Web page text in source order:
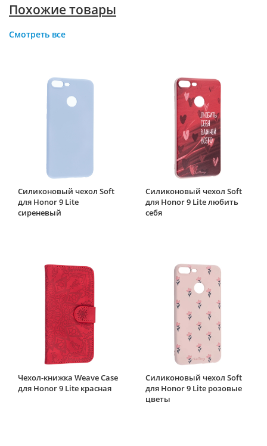
Похожие товары
Смотреть все
Силиконовый чехол Soft
для Honor 9 Lite
сиреневый
Силиконовый чехол Soft
для Honor 9 Lite любить
себя
Чехол-книжка Weave Case
для Honor 9 Lite красная
Силиконовый чехол Soft
для Honor 9 Lite розовые
цветы